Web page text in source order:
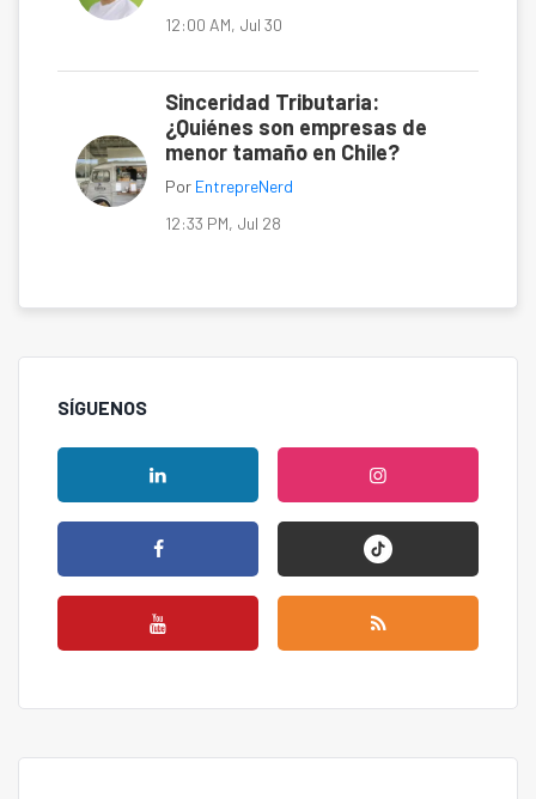
12:00 AM, Jul 30
Sinceridad Tributaria:
¿Quiénes son empresas de
menor tamaño en Chile?
Por EntrepreNerd
12:33 PM, Jul 28
SÍGUENOS